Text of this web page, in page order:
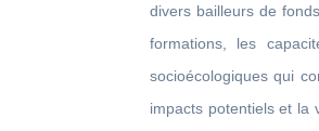
divers bailleurs de
formations, les
socioécologiques qui
impacts potentiels et la